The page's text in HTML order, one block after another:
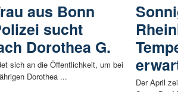
aus Bonn
sucht
Dorothea G.
sich an die Öffentlichkeit, um bei
Dorothea ...
Der April